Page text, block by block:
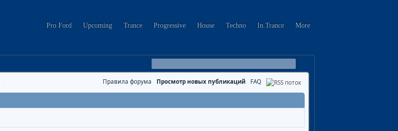
Pro Ford Upcoming Trance Progressive House Techno In.Trance More
Правила форума Просмотр новых публикаций FAQ